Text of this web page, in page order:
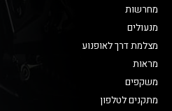
מחרשות
מנעולים
מצלמת דרך לאופנוע
מראות
משקפים
מתקנים לטלפון